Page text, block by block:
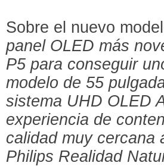
Sobre el nuevo
panel OLED más
P5 para conseguir
modelo de 55
sistema UHD OLED
experiencia de
calidad muy cercana
Philips Realidad